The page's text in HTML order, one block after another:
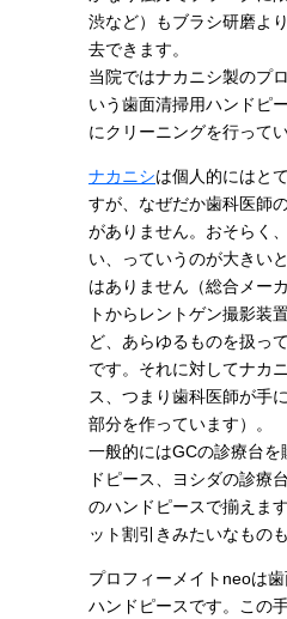
渋など）もブラシ研磨よ
去できます。
当院ではナカニシ製のプ
いう歯面清掃用ハンドピ
にクリーニングを行ってい
ナカニシは個人的にはと
すが、なぜだか歯科医師
がありません。おそらく
い、っていうのが大きい
はありません（総合メー
トからレントゲン撮影装
ど、あらゆるものを扱っ
です。それに対してナカ
ス、つまり歯科医師が手
部分を作っています）。
一般的にはGCの診療台を
ドピース、ヨシダの診療
のハンドピースで揃えま
ット割引きみたいなもの
プロフィーメイトneoは
ハンドピースです。この